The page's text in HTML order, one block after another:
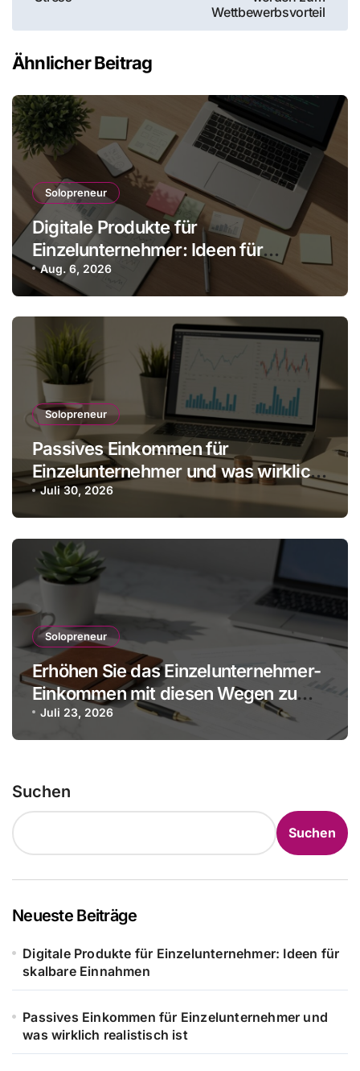
Wettbewerbsvorteil
Ähnlicher Beitrag
Solopreneur
Digitale Produkte für
Einzelunternehmer: Ideen für
skalbare Einnahmen
Aug. 6, 2026
Solopreneur
Passives Einkommen für
Einzelunternehmer und was wirklich
realistisch ist
Juli 30, 2026
Solopreneur
Erhöhen Sie das Einzelunternehmer-
Einkommen mit diesen Wegen zu
mehr Gewinn ohne Mitarbeiter
Juli 23, 2026
Suchen
Suchen
Neueste Beiträge
Digitale Produkte für Einzelunternehmer: Ideen für
skalbare Einnahmen
Passives Einkommen für Einzelunternehmer und
was wirklich realistisch ist